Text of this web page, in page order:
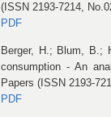
(ISSN 2193-7214,
PDF
Berger, H.; Blum, B.;
consumption - An
Papers (ISSN 2193-
PDF